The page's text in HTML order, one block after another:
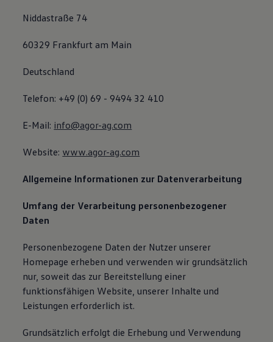
Niddastraße 74
60329 Frankfurt am Main
Deutschland
Telefon: +49 (0) 69 - 9494 32 410
E-Mail: info@agor-ag.com
Website: www.agor-ag.com
Allgemeine Informationen zur Datenverarbeitung
Umfang der Verarbeitung personenbezogener
Daten
Personenbezogene Daten der Nutzer unserer
Homepage erheben und verwenden wir grundsätzlich
nur, soweit das zur Bereitstellung einer
funktionsfähigen Website, unserer Inhalte und
Leistungen erforderlich ist.
Grundsätzlich erfolgt die Erhebung und Verwendung